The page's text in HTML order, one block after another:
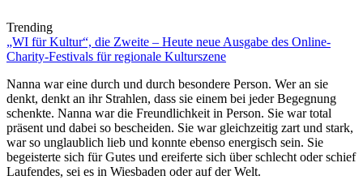
Trending
„WI für Kultur“, die Zweite – Heute neue Ausgabe des Online-
Charity-Festivals für regionale Kulturszene
Nanna war eine durch und durch besondere Person. Wer an sie
denkt, denkt an ihr Strahlen, dass sie einem bei jeder Begegnung
schenkte. Nanna war die Freundlichkeit in Person. Sie war total
präsent und dabei so bescheiden. Sie war gleichzeitig zart und stark,
war so unglaublich lieb und konnte ebenso energisch sein. Sie
begeisterte sich für Gutes und ereiferte sich über schlecht oder schief
Laufendes, sei es in Wiesbaden oder auf der Welt.